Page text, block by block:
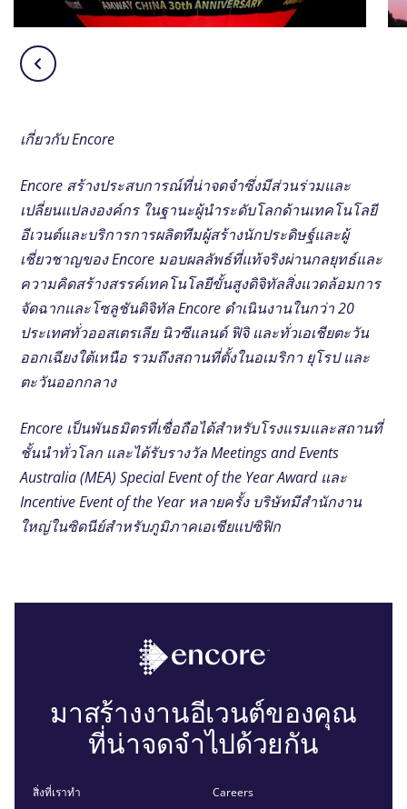
เกี่ยวกับ Encore
Encore สร้างประสบการณ์ที่น่าจดจําซึ่งมีส่วนร่วมและ
เปลี่ยนแปลงองค์กร ในฐานะผู้นําระดับโลกด้านเทคโนโลยี
อีเวนต์และบริการการผลิตทีมผู้สร้างนักประดิษฐ์และผู้
เชี่ยวชาญของ Encore มอบผลลัพธ์ที่แท้จริงผ่านกลยุทธ์และ
ความคิดสร้างสรรค์เทคโนโลยีขั้นสูงดิจิทัลสิ่งแวดล้อมการ
จัดฉากและโซลูชันดิจิทัล Encore ดําเนินงานในกว่า 20
ประเทศทั่วออสเตรเลีย นิวซีแลนด์ ฟิจิ และทั่วเอเชียตะวัน
ออกเฉียงใต้เหนือ รวมถึงสถานที่ตั้งในอเมริกา ยุโรป และ
ตะวันออกกลาง
Encore เป็นพันธมิตรที่เชื่อถือได้สําหรับโรงแรมและสถานที่
ชั้นนําทั่วโลก และได้รับรางวัล Meetings and Events
Australia (MEA) Special Event of the Year Award และ
Incentive Event of the Year หลายครั้ง บริษัทมีสํานักงาน
ใหญ่ในซิดนีย์สําหรับภูมิภาคเอเชียแปซิฟิก
มาสร้างงานอีเวนต์ของคุณ
ที่น่าจดจำไปด้วยกัน
สิ่งที่เราทำ Careers